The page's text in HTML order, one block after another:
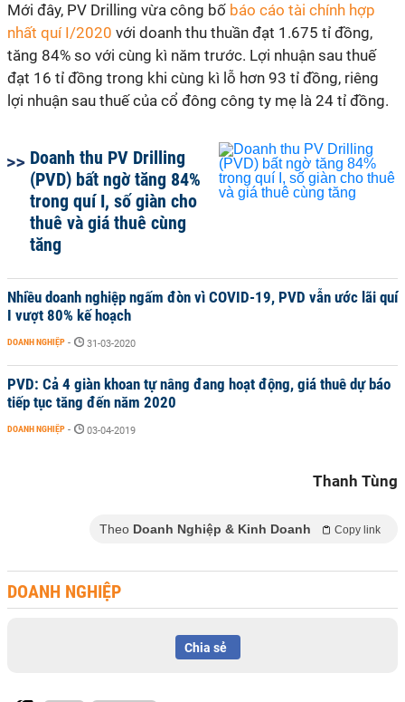
Mới đây, PV Drilling vừa công bố báo cáo tài chính hợp
nhất quí I/2020 với doanh thu thuần đạt 1.675 tỉ đồng,
tăng 84% so với cùng kì năm trước. Lợi nhuận sau thuế
đạt 16 tỉ đồng trong khi cùng kì lỗ hơn 93 tỉ đồng, riêng
lợi nhuận sau thuế của cổ đông công ty mẹ là 24 tỉ đồng.
Doanh thu PV Drilling
(PVD) bất ngờ tăng 84%
trong quí I, số giàn cho
thuê và giá thuê cùng
tăng
Nhiều doanh nghiệp ngấm đòn vì COVID-19, PVD vẫn ước lãi quí
I vượt 80% kế hoạch
DOANH NGHIỆP - 31-03-2020
PVD: Cả 4 giàn khoan tự nâng đang hoạt động, giá thuê dự báo
tiếp tục tăng đến năm 2020
DOANH NGHIỆP - 03-04-2019
Thanh Tùng
Theo Doanh Nghiệp & Kinh Doanh Copy link
DOANH NGHIỆP
Chia sẻ